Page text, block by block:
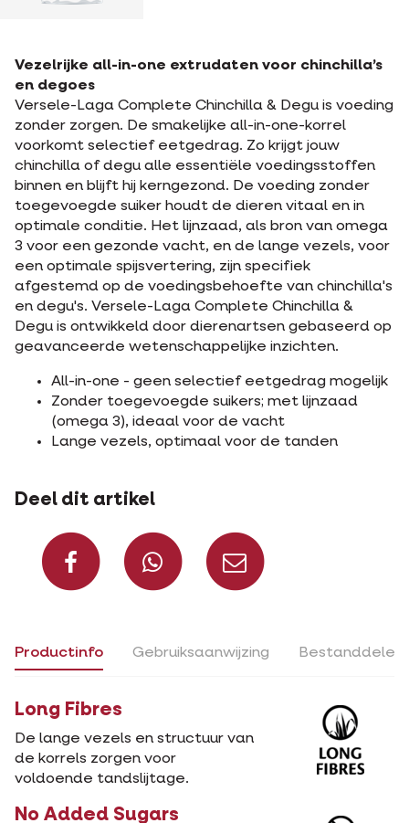
Vezelrijke all-in-one extrudaten voor chinchilla’s
en degoes
Versele-Laga Complete Chinchilla & Degu is voeding
zonder zorgen. De smakelijke all-in-one-korrel
voorkomt selectief eetgedrag. Zo krijgt jouw
chinchilla of degu alle essentiële voedingsstoffen
binnen en blijft hij kerngezond. De voeding zonder
toegevoegde suiker houdt de dieren vitaal en in
optimale conditie. Het lijnzaad, als bron van omega
3 voor een gezonde vacht, en de lange vezels, voor
een optimale spijsvertering, zijn specifiek
afgestemd op de voedingsbehoefte van chinchilla's
en degu's. Versele-Laga Complete Chinchilla &
Degu is ontwikkeld door dierenartsen gebaseerd op
geavanceerde wetenschappelijke inzichten.
All-in-one - geen selectief eetgedrag mogelijk
Zonder toegevoegde suikers; met lijnzaad
(omega 3), ideaal voor de vacht
Lange vezels, optimaal voor de tanden
Deel dit artikel
Deel op Facebook
Deel via
Productinfo Gebruiksaanwijzing Bestanddelen
Long Fibres
De lange vezels en structuur van
de korrels zorgen voor
voldoende tandslijtage.
No Added Sugars